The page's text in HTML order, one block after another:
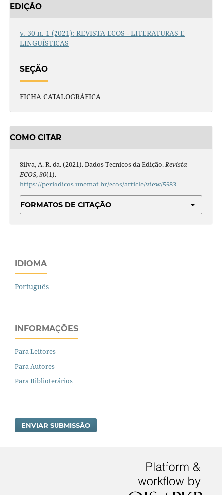
EDIÇÃO
v. 30 n. 1 (2021): REVISTA ECOS - LITERATURAS E
LINGUÍSTICAS
SEÇÃO
FICHA CATALOGRÁFICA
COMO CITAR
Silva, A. R. da. (2021). Dados Técnicos da Edição.Revista
ECOS,30(1).
https://periodicos.unemat.br/ecos/article/view/5683
FORMATOS DE CITAÇÃO
IDIOMA
Português
INFORMAÇÕES
Para Leitores
Para Autores
Para Bibliotecários
ENVIAR SUBMISSÃO